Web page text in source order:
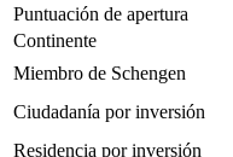
Puntuación de apertura
Continente
Miembro de Schengen
Ciudadanía por inversión
Residencia por inversión